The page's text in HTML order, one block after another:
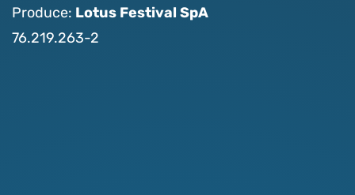
Produce: Lotus Festival SpA
76.219.263-2